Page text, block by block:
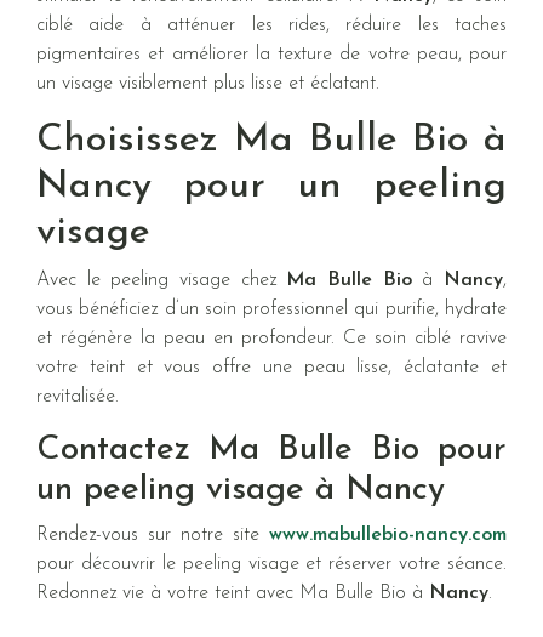
ciblé aide à atténuer les rides, réduire les taches
pigmentaires et améliorer la texture de votre peau, pour
un visage visiblement plus lisse et éclatant.
Choisissez Ma Bulle Bio à
Nancy pour un peeling
visage
Avec le peeling visage chez Ma Bulle Bioà Nancy,
vous bénéficiez d’un soin professionnel qui purifie, hydrate
et régénère la peau en profondeur. Ce soin ciblé ravive
votre teint et vous offre une peau lisse, éclatante et
revitalisée.
Contactez Ma Bulle Bio pour
un peeling visage à Nancy
Rendez-vous sur notre site www.mabullebio-nancy.com
pour découvrir le peeling visage et réserver votre séance.
Redonnez vie à votre teint avec Ma Bulle Bio à Nancy.